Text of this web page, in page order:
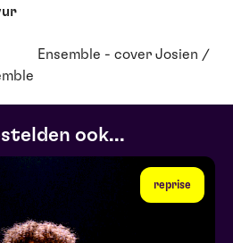
- cover Josien /
ook...
reprise